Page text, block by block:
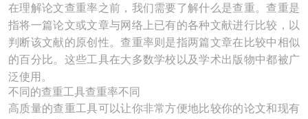
在理解论文查重率之前，我们需要了解什么是查重。查重是
指将一篇论文或文章与网络上已有的各种文献进行比较，以
判断该文献的原创性。查重率则是指两篇文章在比较中相似
的百分比。这些工具在大多数学校以及学术出版物中都被广
泛使用。
不同的查重工具查重率不同
高质量的查重工具可以让你非常方便地比较你的论文和现有